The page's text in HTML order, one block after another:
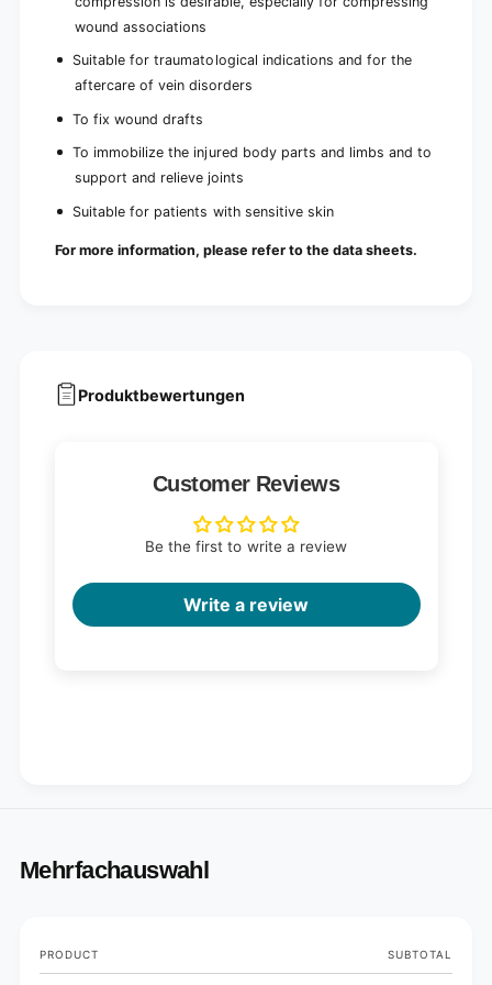
wound associations
Suitable for traumatological indications and for the
aftercare of vein disorders
To fix wound drafts
To immobilize the injured body parts and limbs and to
support and relieve joints
Suitable for patients with sensitive skin
For more information, please refer to the data sheets.
Produktbewertungen
Customer Reviews
Be the first to write a review
Write a review
Mehrfachauswahl
Your
cart
PRODUCT SUBTOTAL